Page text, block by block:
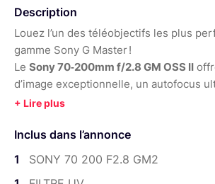
Poids :1045 g
Description
Louez l’un des téléobjectifs les plus
gamme Sony G Master !
Le Sony 70‑200mm f/2.8 GM OSS II
d’image exceptionnelle, un autofocus
ouverture constante à f/2.8, idéale pour
Caractéristiques principales :
Monture : Sony E (plein format et
Inclus dans l’annonce
1
SONY 70 200 F2.8 GM2